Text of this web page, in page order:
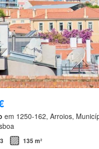
em 1250-162, Arroios,
3
135 m²